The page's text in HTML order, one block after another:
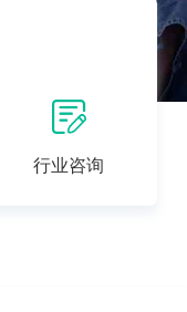
行业咨询